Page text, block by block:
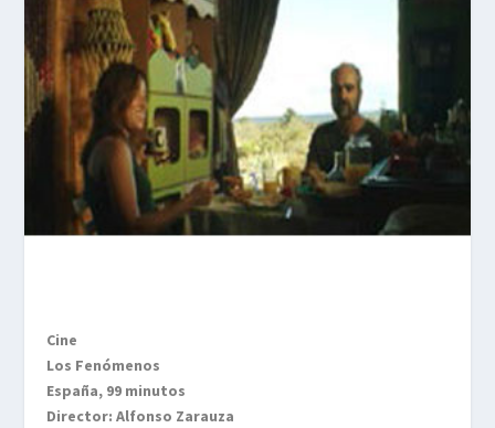
Cine
Los Fenómenos
España, 99 minutos
Director: Alfonso Zarauza